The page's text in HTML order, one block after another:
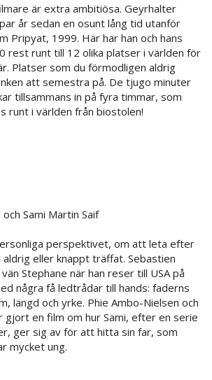
är extra ambitiösa. Geyrhalter
år sedan en osunt lång tid utanför
Pripyat, 1999. Här har han och hans
rest runt till 12 olika platser i världen för
Platser som du förmodligen aldrig
att semestra på. De tjugo minuter
tillsammans in på fyra timmar, som
runt i världen från biostolen!
Sami Martin Saif
perspektivet, om att leta efter
aldrig eller knappt träffat. Sebastien
Stephane när han reser till USA på
några få ledtrådar till hands: faderns
längd och yrke. Phie Ambo-Nielsen och
gjort en film om hur Sami, efter en serie
ger sig av för att hitta sin far, som
mycket ung.